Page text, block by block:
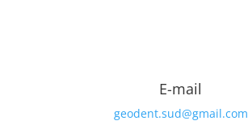
E-mail
geodent.sud@gmail.com